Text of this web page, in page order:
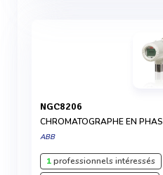
NGC8206
CHROMATOGRAPHE EN
ABB
1professionnels intéressés